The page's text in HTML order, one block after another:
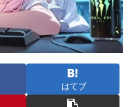
はてブ